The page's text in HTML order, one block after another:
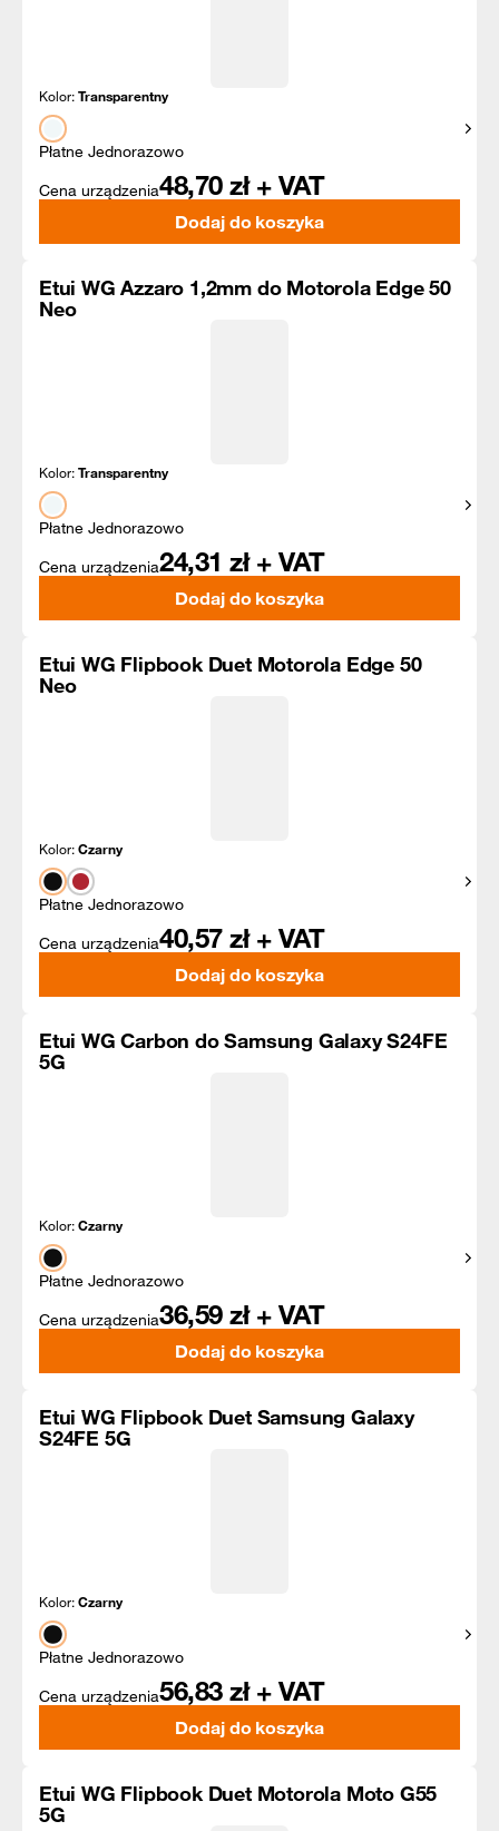
Kolor:Transparentny
Płatne Jednorazowo
Cena urządzenia48,70 zł + VAT
Dodaj do koszyka
Etui WG Azzaro 1,2mm do Motorola Edge 50
Neo
Kolor:Transparentny
Płatne Jednorazowo
Cena urządzenia24,31 zł + VAT
Dodaj do koszyka
Etui WG Flipbook Duet Motorola Edge 50
Neo
Kolor:Czarny
Płatne Jednorazowo
Cena urządzenia40,57 zł + VAT
Dodaj do koszyka
Etui WG Carbon do Samsung Galaxy S24FE
5G
Kolor:Czarny
Płatne Jednorazowo
Cena urządzenia36,59 zł + VAT
Dodaj do koszyka
Etui WG Flipbook Duet Samsung Galaxy
S24FE 5G
Kolor:Czarny
Płatne Jednorazowo
Cena urządzenia56,83 zł + VAT
Dodaj do koszyka
Etui WG Flipbook Duet Motorola Moto G55
5G